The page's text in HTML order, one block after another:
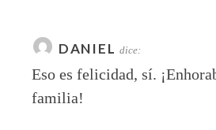
DANIEL dice:
Eso es felicidad, sí.
familia!